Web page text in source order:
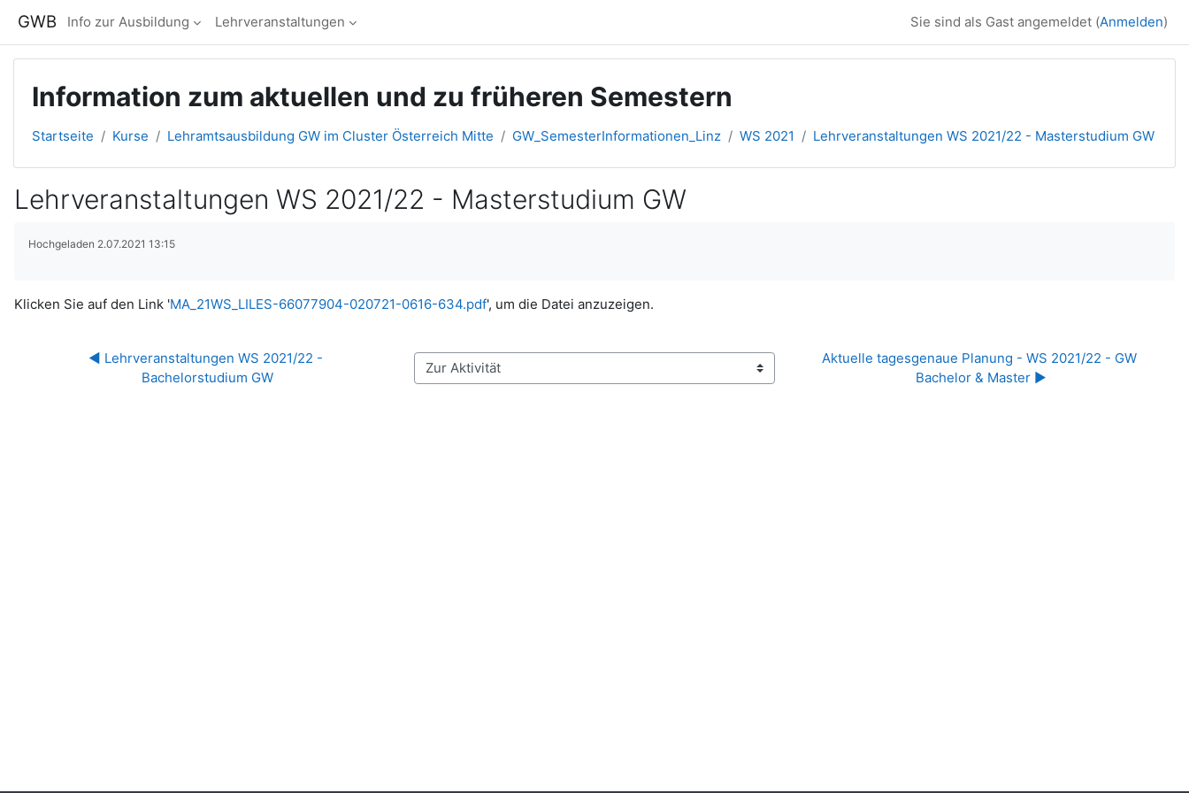
GWB Info zur Ausbildung Lehrveranstaltungen Sie sind als Gast angemeldet (Anmelden)
Information zum aktuellen und zu früheren Semestern
Startseite Kurse Lehramtsausbildung GW im Cluster Österreich Mitte GW_SemesterInformationen_Linz WS 2021 Lehrveranstaltungen WS 2021/22 - Masterstudium GW
Lehrveranstaltungen WS 2021/22 - Masterstudium GW
Hochgeladen 2.07.2021 13:15
Klicken Sie auf den Link 'MA_21WS_LILES-66077904-020721-0616-634.pdf', um die Datei anzuzeigen.
◀︎ Lehrveranstaltungen WS 2021/22 -
Bachelorstudium GW
Zur Aktivität
Aktuelle tagesgenaue Planung - WS 2021/22 - GW
Bachelor & Master ▶︎